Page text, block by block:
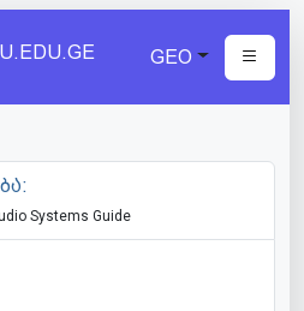
GEO
Systems Guide